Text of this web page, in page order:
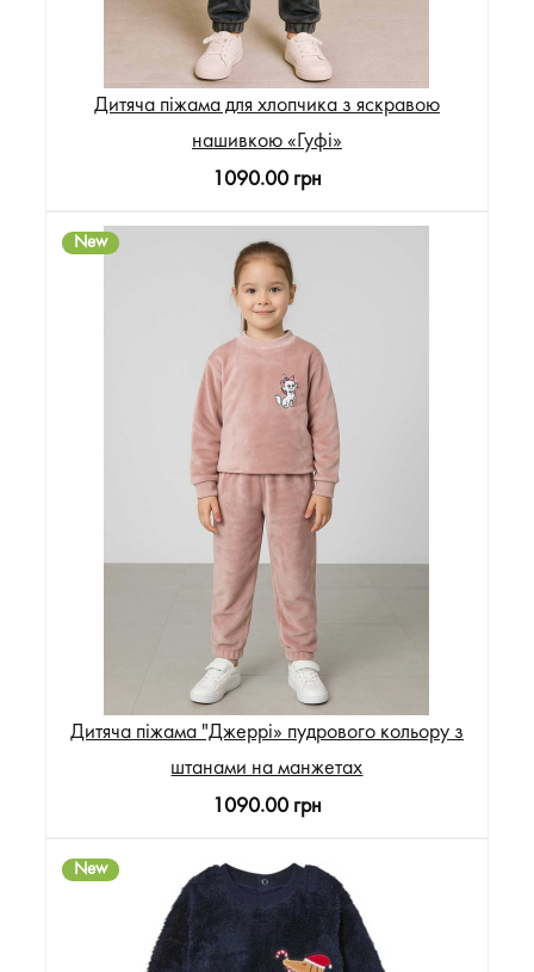
Дитяча піжама для хлопчика з яскравою
нашивкою «Гуфі»
1090.00 грн
New
Дитяча піжама "Джеррі» пудрового кольору з
штанами на манжетах
1090.00 грн
New